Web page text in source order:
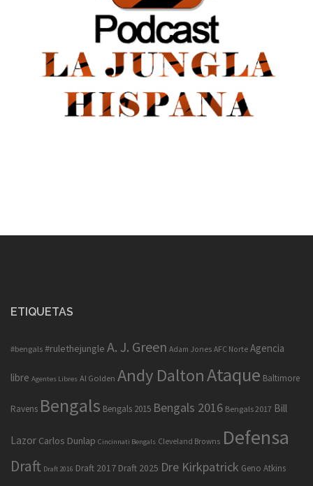
ETIQUETAS
#bengals #rulethejungle A. J. Green Adam Jones AFC Norte Agencia
libre Agentes Libres Al Golden Andy DaltonAtaque Baltimore
Ravens Bengals Bengals 2015 Bengals 2016 Bengals 2017 Bill
Lazor Carlos Dunlap Cincinnati Bengals Cleveland Browns Defensa
Draft Draft 2016 Draft 2017 Draft 2025 Dre Kirkpatrick Geno Atkins